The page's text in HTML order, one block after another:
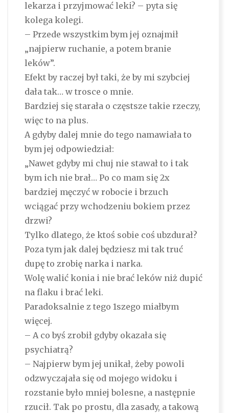
lekarza i przyjmować leki? – pyta się
kolega kolegi.
– Przede wszystkim bym jej oznajmił
„najpierw ruchanie, a potem branie
leków”.
Efekt by raczej był taki, że by mi szybciej
dała tak… w trosce o mnie.
Bardziej się starała o częstsze takie rzeczy,
więc to na plus.
A gdyby dalej mnie do tego namawiała to
bym jej odpowiedział:
„Nawet gdyby mi chuj nie stawał to i tak
bym ich nie brał… Po co mam się 2x
bardziej męczyć w robocie i brzuch
wciągać przy wchodzeniu bokiem przez
drzwi?
Tylko dlatego, że ktoś sobie coś ubzdurał?
Poza tym jak dalej będziesz mi tak truć
dupę to zrobię narka i narka.
Wolę walić konia i nie brać leków niż dupić
na flaku i brać leki.
Paradoksalnie z tego 1szego miałbym
więcej.
– A co byś zrobił gdyby okazała się
psychiatrą?
– Najpierw bym jej unikał, żeby powoli
odzwyczajała się od mojego widoku i
rozstanie było mniej bolesne, a następnie
rzucił. Tak po prostu, dla zasady, a takową